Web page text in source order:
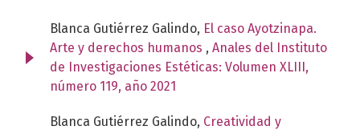
Blanca Gutiérrez Galindo, El caso Ayotzinapa.
Arte y derechos humanos , Anales del Instituto
de Investigaciones Estéticas: Volumen XLIII,
número 119, año 2021
Blanca Gutiérrez Galindo, Creatividad y